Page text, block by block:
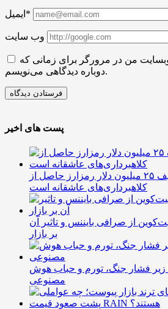
ایمیل*
وب سایت
وبسایت من در مرورگر برای زمانی که
دوباره دیدگاهی می‌نویسم.
پست های اخیر
آمریکا در پی توقیف ۲۵ میلیون دلار رمزارز حاصل از
کلاهبرداری‌های عاشقانه است
دلار بیت‌کوین از صرافی بایننس و تاثیر آن
بر بازار
زیر فشار جنگ، تورم و حباب هوش
مصنوعی